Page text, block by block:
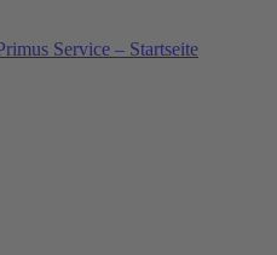
Service – Startseite